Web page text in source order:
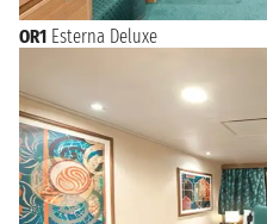
OR1 Esterna Deluxe